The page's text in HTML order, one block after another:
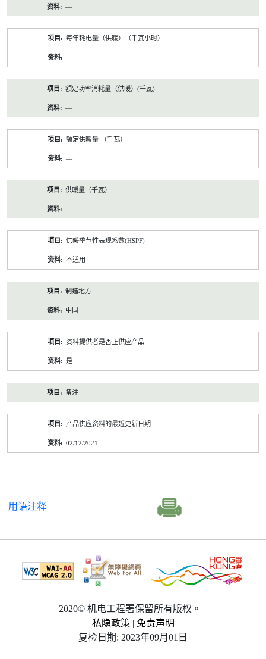
—
每年耗电量（供暖）（千瓦小时）
—
額定功率消耗量（供暖）(千瓦)
—
額定供暖量 （千瓦）
—
供暖量（千瓦）
—
供暖季节性表现系数(HSPF)
不适用
制造地方
中国
资料提供者是否正供应产品
是
备注
产品供应资料的最近更新日期
02/12/2021
用语注释
2020© 机电工程署保留所有版权。
私隐政策 | 免责声明
复检日期: 2023年09月01日